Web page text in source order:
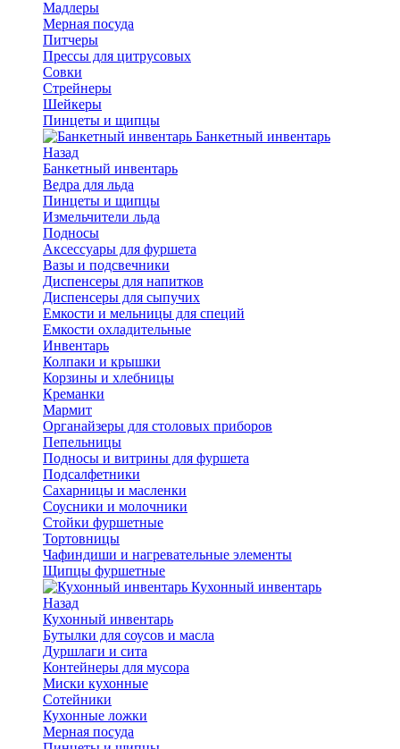
Мадлеры
Мерная посуда
Питчеры
Прессы для цитрусовых
Совки
Стрейнеры
Шейкеры
Пинцеты и щипцы
Банкетный инвентарь
Назад
Банкетный инвентарь
Ведра для льда
Пинцеты и щипцы
Измельчители льда
Подносы
Аксессуары для фуршета
Вазы и подсвечники
Диспенсеры для напитков
Диспенсеры для сыпучих
Емкости и мельницы для специй
Емкости охладительные
Инвентарь
Колпаки и крышки
Корзины и хлебницы
Креманки
Мармит
Органайзеры для столовых приборов
Пепельницы
Подносы и витрины для фуршета
Подсалфетники
Сахарницы и масленки
Соусники и молочники
Стойки фуршетные
Тортовницы
Чафиндиши и нагревательные элементы
Щипцы фуршетные
Кухонный инвентарь
Назад
Кухонный инвентарь
Бутылки для соусов и масла
Дуршлаги и сита
Контейнеры для мусора
Миски кухонные
Сотейники
Кухонные ложки
Мерная посуда